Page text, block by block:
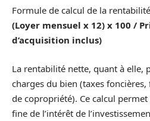
Formule de calcul de la
(Loyer mensuel x 12) x 100 /
d’acquisition inclus)
La rentabilité nette, quant à elle,
charges du bien (taxes
de copropriété). Ce calcul
fine de l’intérêt de